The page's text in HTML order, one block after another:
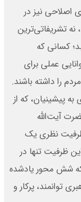
اصلاحی نیز در
نه تشریفاتی‌ترین
کسانی که
عملی برای
را داشته باشند.
پیشینیان، که از
آیت‌الله
نظری یک
ظرفیت تنها در
شش محور یادشده
توانمند، پرکار و